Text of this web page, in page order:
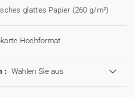
glattes Papier (260 g/m²)
Hochformat
: Wählen Sie aus